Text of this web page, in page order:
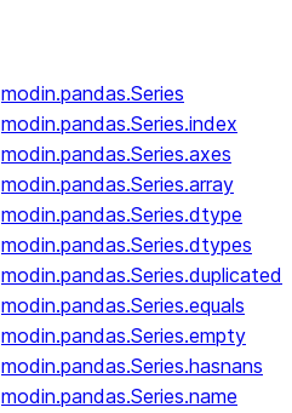
modin.pandas.Series
modin.pandas.Series.index
modin.pandas.Series.axes
modin.pandas.Series.array
modin.pandas.Series.dtype
modin.pandas.Series.dtypes
modin.pandas.Series.duplicated
modin.pandas.Series.equals
modin.pandas.Series.empty
modin.pandas.Series.hasnans
modin.pandas.Series.name